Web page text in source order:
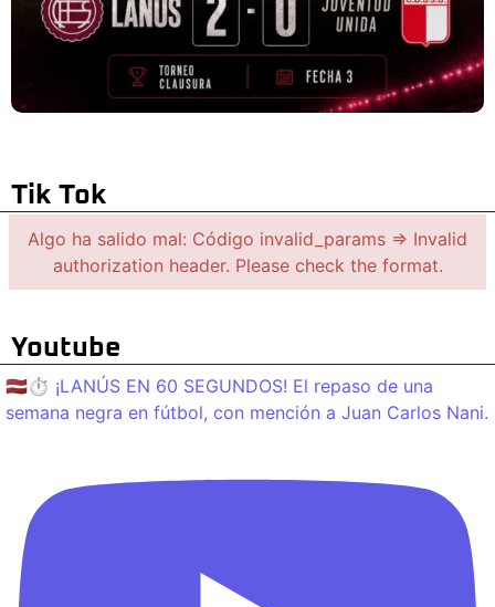
Tik Tok
Algo ha salido mal: Código invalid_params => Invalid
authorization header. Please check the format.
Youtube
🇱🇻⏱️ ¡LANÚS EN 60 SEGUNDOS! El repaso de una
semana negra en fútbol, con mención a Juan Carlos Nani.